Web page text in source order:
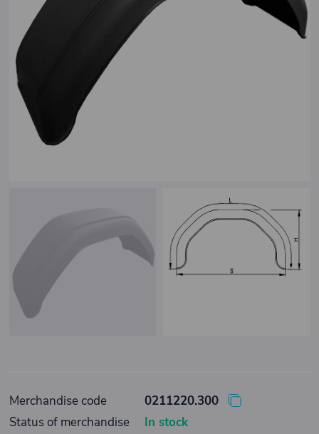
Merchandise code
0211220.300
Status of merchandise
In stock